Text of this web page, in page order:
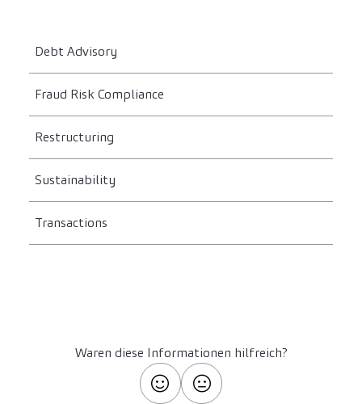
Debt Advisory
Fraud Risk Compliance
Restructuring
Sustainability
Transactions
Waren diese Informationen hilfreich?